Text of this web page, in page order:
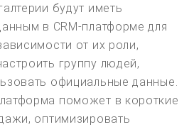
будут иметь
в CRM-платформе для
от их роли,
группу людей,
официальные данные.
поможет в короткие
оптимизировать